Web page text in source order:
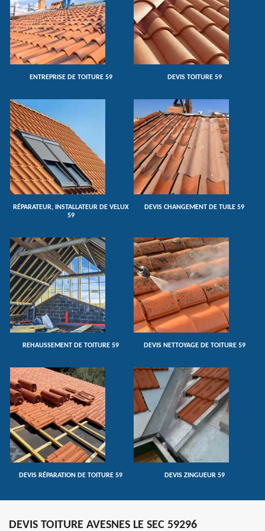
ENTREPRISE DE TOITURE 59 DEVIS TOITURE 59
RÉPARATEUR, INSTALLATEUR DE VELUX
59
DEVIS CHANGEMENT DE TUILE 59
REHAUSSEMENT DE TOITURE 59 DEVIS NETTOYAGE DE TOITURE 59
DEVIS RÉPARATION DE TOITURE 59 DEVIS ZINGUEUR 59
DEVIS TOITURE AVESNES LE SEC 59296